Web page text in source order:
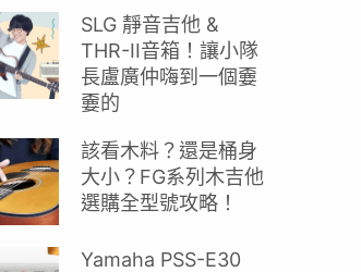
SLG 靜音吉他 &
THR-II音箱！讓小隊
長盧廣仲嗨到一個嫑
嫑的
該看木料？還是桶身
大小？FG系列木吉他
選購全型號攻略！
Yamaha PSS-E30